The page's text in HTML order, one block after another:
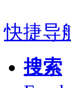
快捷导
搜索